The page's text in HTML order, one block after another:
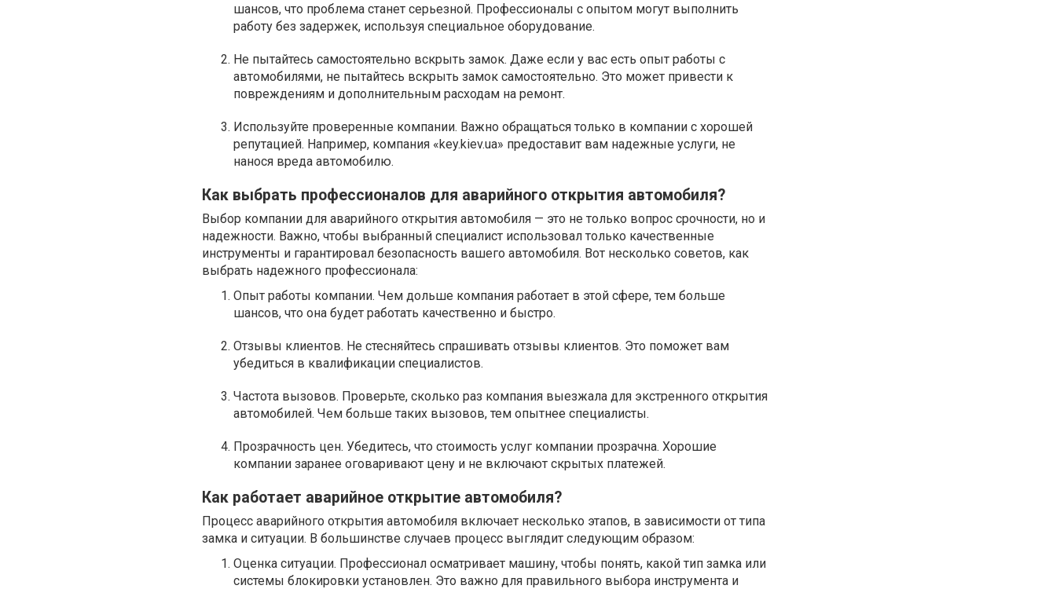
шансов, что проблема станет серьезной. Профессионалы с опытом могут выполнить
работу без задержек, используя специальное оборудование.
Не пытайтесь самостоятельно вскрыть замок. Даже если у вас есть опыт работы с
автомобилями, не пытайтесь вскрыть замок самостоятельно. Это может привести к
повреждениям и дополнительным расходам на ремонт.
Используйте проверенные компании. Важно обращаться только в компании с хорошей
репутацией. Например, компания «key.kiev.ua» предоставит вам надежные услуги, не
нанося вреда автомобилю.
Как выбрать профессионалов для аварийного открытия автомобиля?
Выбор компании для аварийного открытия автомобиля — это не только вопрос срочности, но и
надежности. Важно, чтобы выбранный специалист использовал только качественные
инструменты и гарантировал безопасность вашего автомобиля. Вот несколько советов, как
выбрать надежного профессионала:
Опыт работы компании. Чем дольше компания работает в этой сфере, тем больше
шансов, что она будет работать качественно и быстро.
Отзывы клиентов. Не стесняйтесь спрашивать отзывы клиентов. Это поможет вам
убедиться в квалификации специалистов.
Частота вызовов. Проверьте, сколько раз компания выезжала для экстренного открытия
автомобилей. Чем больше таких вызовов, тем опытнее специалисты.
Прозрачность цен. Убедитесь, что стоимость услуг компании прозрачна. Хорошие
компании заранее оговаривают цену и не включают скрытых платежей.
Как работает аварийное открытие автомобиля?
Процесс аварийного открытия автомобиля включает несколько этапов, в зависимости от типа
замка и ситуации. В большинстве случаев процесс выглядит следующим образом:
Оценка ситуации. Профессионал осматривает машину, чтобы понять, какой тип замка или
системы блокировки установлен. Это важно для правильного выбора инструмента и